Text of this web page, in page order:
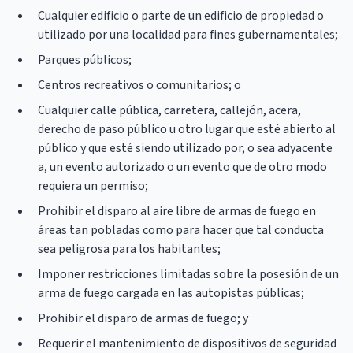
Cualquier edificio o parte de un edificio de propiedad o
utilizado por una localidad para fines gubernamentales;
Parques públicos;
Centros recreativos o comunitarios; o
Cualquier calle pública, carretera, callejón, acera,
derecho de paso público u otro lugar que esté abierto al
público y que esté siendo utilizado por, o sea adyacente
a, un evento autorizado o un evento que de otro modo
requiera un permiso;
Prohibir el disparo al aire libre de armas de fuego en
áreas tan pobladas como para hacer que tal conducta
sea peligrosa para los habitantes;
Imponer restricciones limitadas sobre la posesión de un
arma de fuego cargada en las autopistas públicas;
Prohibir el disparo de armas de fuego; y
Requerir el mantenimiento de dispositivos de seguridad